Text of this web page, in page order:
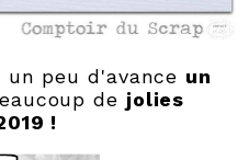
peu d'avance un
de jolies
!